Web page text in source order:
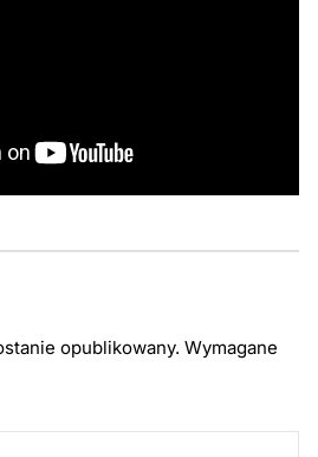
opublikowany. Wymagane